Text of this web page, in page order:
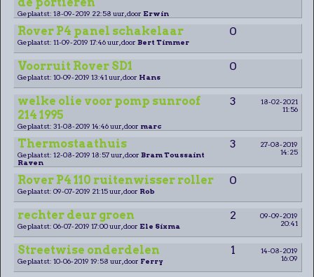
Geplaatst: 18-09-2019 22:58 uur, door Erwin
Rover P4 panel schakelaar 0
Geplaatst: 11-09-2019 17:46 uur, door Bert Timmer
Voorruit Rover SD1 0
Geplaatst: 10-09-2019 13:41 uur, door Hans
welke olie voor pomp sunroof
214 1995
3
18-02-2021
11:56
Geplaatst: 31-08-2019 14:46 uur, door marc
Thermostaathuis 3
27-08-2019
14:25
Geplaatst: 12-08-2019 18:57 uur, door Bram Toussaint
Raven
Rover P4 110 ruitenwisser roller 0
Geplaatst: 09-07-2019 21:15 uur, door Rob
rechter deur groen 2
09-09-2019
20:41
Geplaatst: 06-07-2019 17:00 uur, door Ele Sixma
Streetwise onderdelen 1
14-08-2019
16:09
Geplaatst: 10-06-2019 19:58 uur, door Ferry